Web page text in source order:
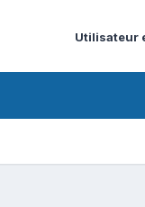
Utilisateur